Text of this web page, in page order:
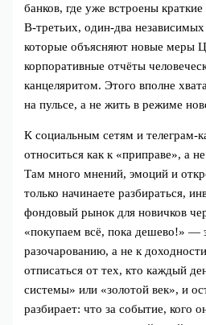
банков, где уже встроены
В‑третьих, один‑два
которые объясняют новые меры
корпоративные отчёты
канцеляритом. Этого вполне
на пульсе, а не жить в режиме
К социальным сетям и
относиться как к «приправе», а
Там много мнений, эмоций и
только начинаете разбираться,
фондовый рынок для новичков
«покупаем всё, пока дешево!» —
разочарованию, а не к
отписаться от тех, кто каждый
системы» или «золотой век», и
разбирает: что за событие, кого